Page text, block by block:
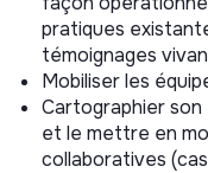
pratiques
témoignages
Mobiliser les
Cartographier
et le mettre en
collaboratives